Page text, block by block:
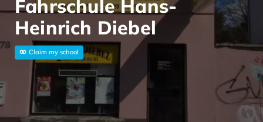
Fahrschule Hans-
Heinrich Diebel
Claim my school